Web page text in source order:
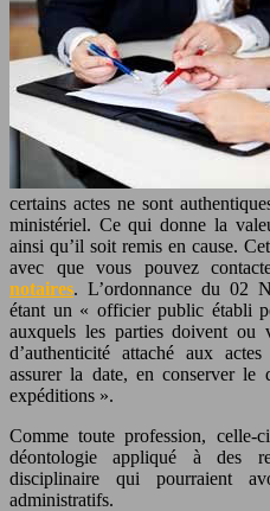
certains actes ne sont
ministériel. Ce qui donne la
ainsi qu’il soit remis en cause.
avec que vous pouvez
notaires. L’ordonnance du 02
étant un « officier public établi
auxquels les parties doivent ou
d’authenticité attaché aux
assurer la date, en conserver le
expéditions ».
Comme toute profession,
déontologie appliqué à des
disciplinaire qui pourraient
administratifs.